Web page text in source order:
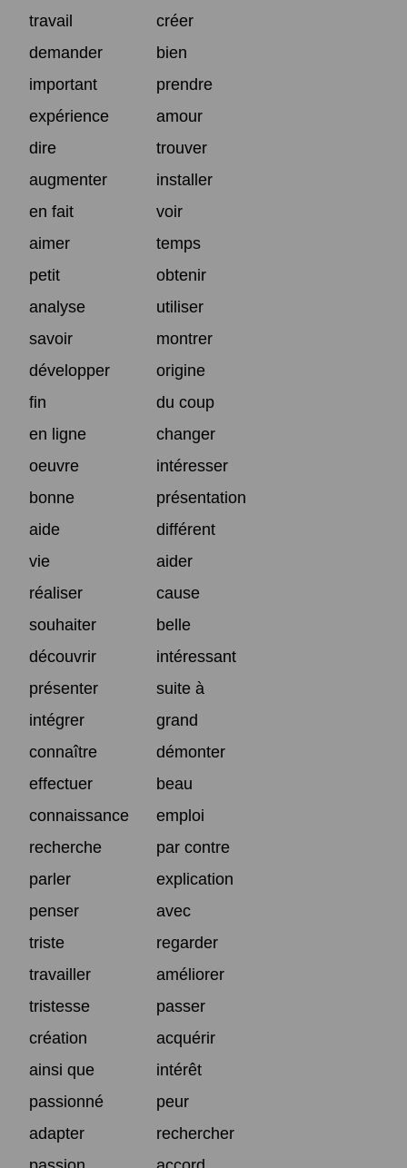
travail
créer
demander
bien
important
prendre
expérience
amour
dire
trouver
augmenter
installer
en fait
voir
aimer
temps
petit
obtenir
analyse
utiliser
savoir
montrer
développer
origine
fin
du coup
en ligne
changer
oeuvre
intéresser
bonne
présentation
aide
différent
vie
aider
réaliser
cause
souhaiter
belle
découvrir
intéressant
présenter
suite à
intégrer
grand
connaître
démonter
effectuer
beau
connaissance
emploi
recherche
par contre
parler
explication
penser
avec
triste
regarder
travailler
améliorer
tristesse
passer
création
acquérir
ainsi que
intérêt
passionné
peur
adapter
rechercher